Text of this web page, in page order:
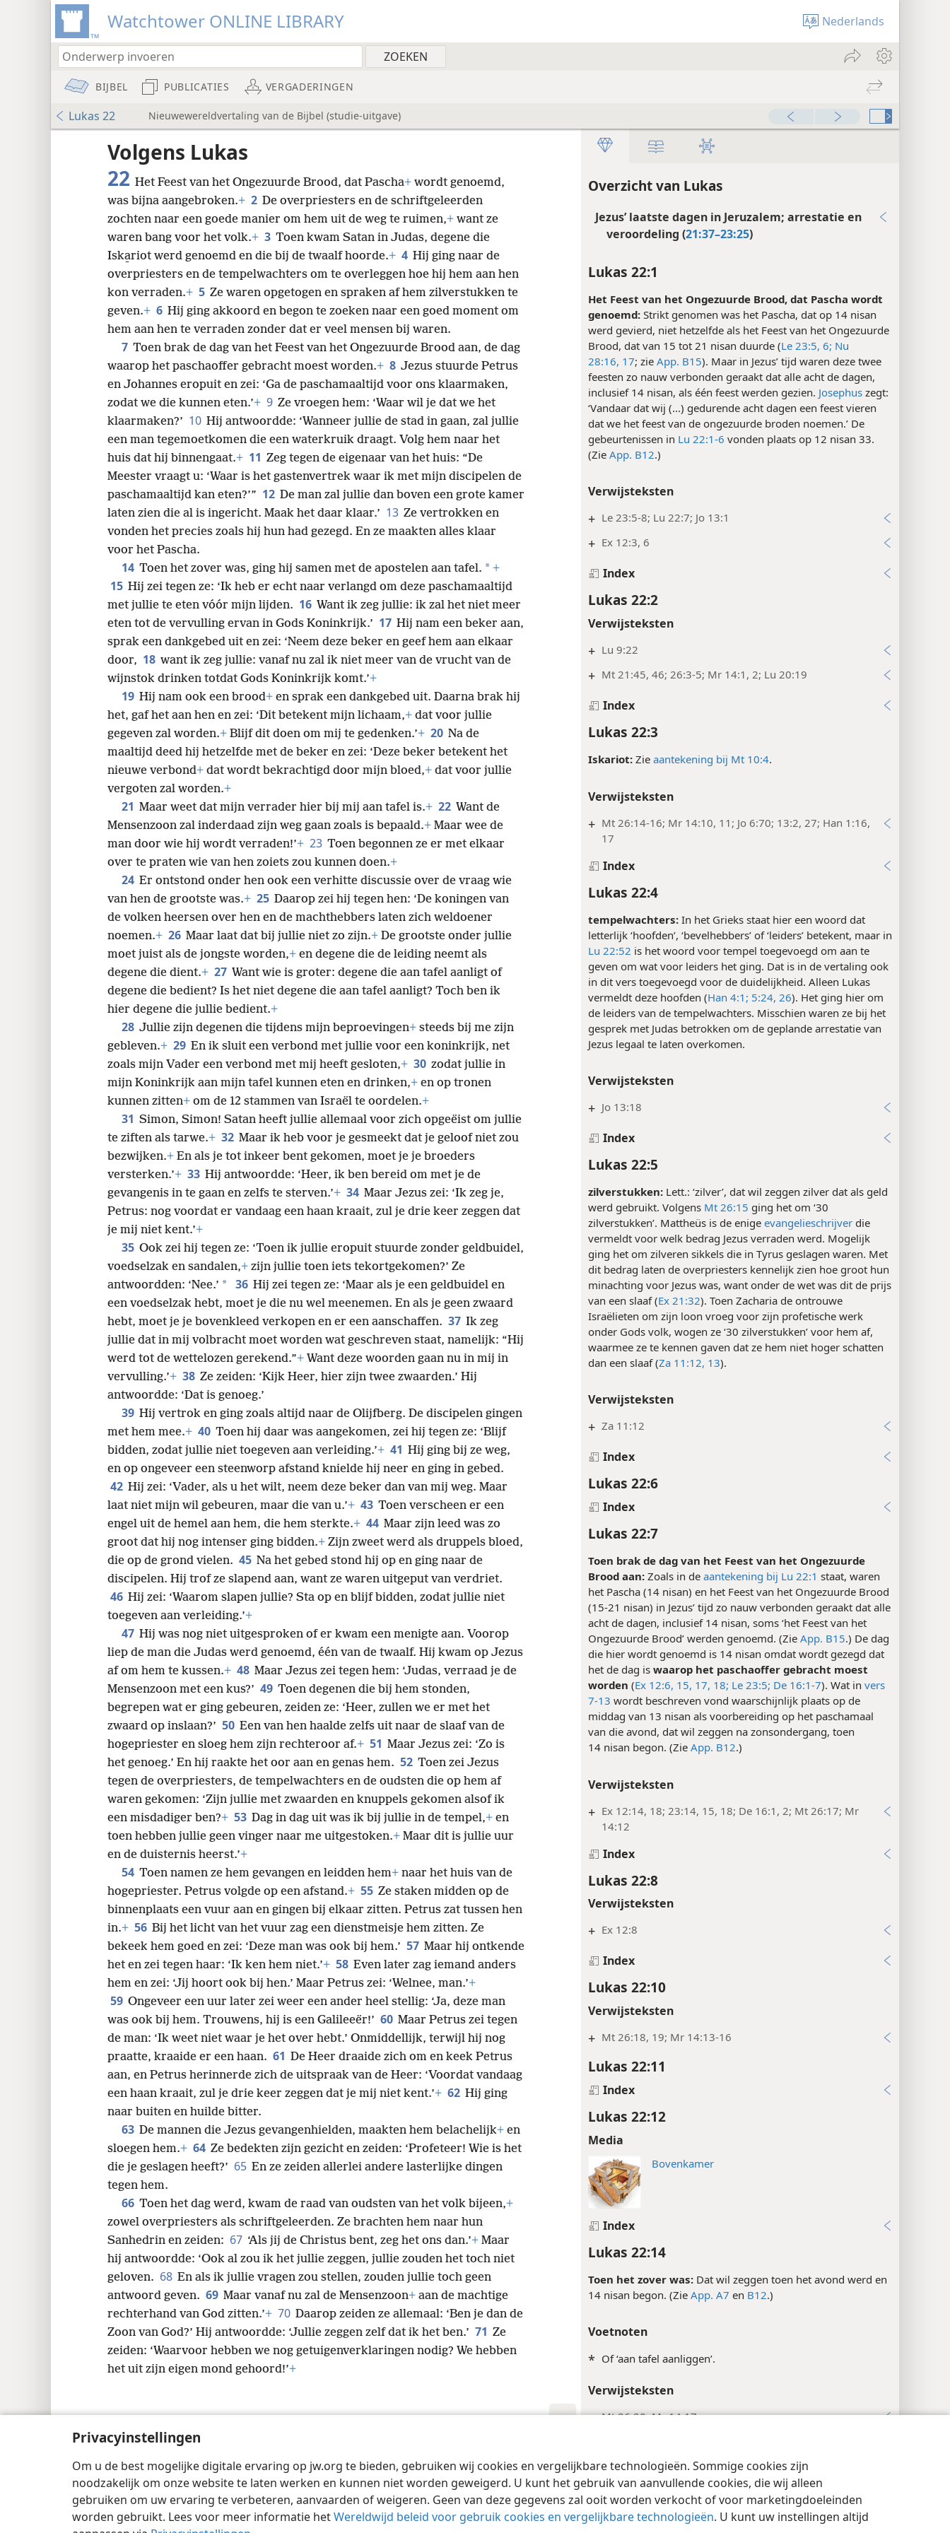
Privacyinstellingen
Om u de best mogelijke digitale ervaring op jw.org te bieden, gebruiken wij cookies en vergelijkbare technologieën. Sommige cookies zijn
noodzakelijk om onze website te laten werken en kunnen niet worden geweigerd. U kunt het gebruik van aanvullende cookies, die wij alleen
gebruiken om uw ervaring te verbeteren, aanvaarden of weigeren. Geen van deze gegevens zal ooit worden verkocht of voor marketingdoeleinden
worden gebruikt. Lees voor meer informatie hetWereldwijd beleid voor gebruik cookies en vergelijkbare technologieën. U kunt uw instellingen altijd
Watchtower ONLINE LIBRARY Nederlands
BIJBEL PUBLICATIES VERGADERINGEN
Lukas 22 Nieuwewereldvertaling van de Bijbel (studie-uitgave)
Jezus’ laatste dagen in Jeruzalem; arrestatie en
Lukas 22:1
Het Feest van het Ongezuurde Brood, dat Pascha wordt
genoemd:Strikt genomen was het Pascha, dat op 14 nisan
werd gevierd, niet hetzelfde als het Feest van het Ongezuurde
Brood, dat van 15 tot 21 nisan duurde ( Le 23:5, 6; Nu
28:16, 17; zieApp. B15). Maar in Jezus’ tijd waren deze twee
feesten zo nauw verbonden geraakt dat alle acht de dagen,
inclusief 14 nisan, als één feest werden gezien. Josephuszegt:
‘Vandaar dat wij (...) gedurende acht dagen een feest vieren
dat we het feest van de ongezuurde broden noemen.’ De
gebeurtenissen in
Verwijsteksten
+ Le 23:5-8; Lu 22:7; Jo 13:1
+
Index
Lukas 22:2
Verwijsteksten
+ Lu 9:22
+
Index
Lukas 22:3
Verwijsteksten
Mt 26:14-16; Mr 14:10, 11; Jo 6:70; 13:2, 27; Han 1:16,
17
Index
Lukas 22:4
tempelwachters: In het Grieks staat hier een woord dat
letterlijk ‘hoofden’, ‘bevelhebbers’ of ‘leiders’ betekent, maar in
Lu 22:52is het woord voor tempel toegevoegd om aan te
geven om wat voor leiders het ging. Dat is in de vertaling ook
in dit vers toegevoegd voor de duidelijkheid. Alleen Lukas
vermeldt deze hoofden (Han 4:1;5:24,26). Het ging hier om
de leiders van de tempelwachters. Misschien waren ze bij het
gesprek met Judas betrokken om de geplande arrestatie van
Verwijsteksten
+
Index
Lukas 22:5
zilverstukken: Lett.: ‘zilver’, dat wil zeggen zilver dat als geld
werd gebruikt. VolgensMt 26:15ging het om ‘30
zilverstukken’. Mattheüs is de enige evangelieschrijverdie
vermeldt voor welk bedrag Jezus verraden werd. Mogelijk
ging het om zilveren sikkels die in Tyrus geslagen waren. Met
dit bedrag laten de overpriesters kennelijk zien hoe groot hun
minachting voor Jezus was, want onder de wet was dit de prijs
van een slaaf ( Ex 21:32). Toen Zacharia de ontrouwe
Israëlieten om zijn loon vroeg voor zijn profetische werk
onder Gods volk, wogen ze ‘30 zilverstukken’ voor hem af,
waarmee ze te kennen gaven dat ze hem niet hoger schatten
Verwijsteksten
+
Index
Lukas 22:6
Index
Lukas 22:7
Toen brak de dag van het Feest van het Ongezuurde
Brood aan:Zoals in deaantekening bij Lu 22:1staat, waren
het Pascha (14 nisan) en het Feest van het Ongezuurde Brood
(15-21 nisan) in Jezus’ tijd zo nauw verbonden geraakt dat alle
acht de dagen, inclusief 14 nisan, soms ‘het Feest van het
Ongezuurde Brood’ werden genoemd. (ZieApp. B15.) De dag
die hier wordt genoemd is 14 nisan omdat wordt gezegd dat
het de dag iswaarop het paschaoffer gebracht moest
worden(Ex 12:6,15,17, 18; Le 23:5;De 16:1-7). Wat in
7-13wordt beschreven vond waarschijnlijk plaats op de
middag van 13 nisan als voorbereiding op het paschamaal
van die avond, dat wil zeggen na zonsondergang, toen
Verwijsteksten
Ex 12:14, 18; 23:14, 15, 18; De 16:1, 2; Mt 26:17; Mr
14:12
Index
Lukas 22:8
Verwijsteksten
+
Index
Lukas 22:10
Verwijsteksten
+ Mt 26:18, 19; Mr 14:13-16
Lukas 22:11
Index
Lukas 22:12
Media
Index
Lukas 22:14
Toen het zover was:Dat wil zeggen toen het avond werd en
Voetnoten
Verwijsteksten
Lukas 22:15
Index
Lukas 22:16
Volgens Lukas
22 Het Feest van het Ongezuurde Brood, dat Pascha+wordt genoemd,
was bijna aangebroken. + 2 De overpriesters en de schriftgeleerden
zochten naar een goede manier om hem uit de weg te ruimen,+want ze
waren bang voor het volk.+ 3 Toen kwam Satan in Judas, degene die
Iska̱riot werd genoemd en die bij de twaalf hoorde.+ 4 Hij ging naar de
overpriesters en de tempelwachters om te overleggen hoe hij hem aan hen
kon verraden. + 5 Ze waren opgetogen en spraken af hem zilverstukken te
geven.+ 6 Hij ging akkoord en begon te zoeken naar een goed moment om
hem aan hen te verraden zonder dat er veel mensen bij waren.
7 Toen brak de dag van het Feest van het Ongezuurde Brood aan, de dag
waarop het paschaoffer gebracht moest worden.+ 8 Jezus stuurde Petrus
en Johannes eropuit en zei: ‘Ga de paschamaaltijd voor ons klaarmaken,
zodat we die kunnen eten.’+ 9 Ze vroegen hem: ‘Waar wil je dat we het
klaarmaken?’ 10 Hij antwoordde: ‘Wanneer jullie de stad in gaan, zal jullie
een man tegemoetkomen die een waterkruik draagt. Volg hem naar het
huis dat hij binnengaat.+ 11 Zeg tegen de eigenaar van het huis: “De
Meester vraagt u: ‘Waar is het gastenvertrek waar ik met mijn discipelen de
paschamaaltijd kan eten?’” 12 De man zal jullie dan boven een grote kamer
laten zien die al is ingericht. Maak het daar klaar.’ 13 Ze vertrokken en
vonden het precies zoals hij hun had gezegd. En ze maakten alles klaar
voor het Pascha.
14 Toen het zover was, ging hij samen met de apostelen aan tafel. * +
15 Hij zei tegen ze: ‘Ik heb er echt naar verlangd om deze paschamaaltijd
met jullie te eten vóór mijn lijden. 16 Want ik zeg jullie: ik zal het niet meer
eten tot de vervulling ervan in Gods Koninkrijk.’ 17 Hij nam een beker aan,
sprak een dankgebed uit en zei: ‘Neem deze beker en geef hem aan elkaar
door, 18 want ik zeg jullie: vanaf nu zal ik niet meer van de vrucht van de
wijnstok drinken totdat Gods Koninkrijk komt.’+
19 Hij nam ook een brood+en sprak een dankgebed uit. Daarna brak hij
het, gaf het aan hen en zei: ‘Dit betekent mijn lichaam,+dat voor jullie
gegeven zal worden.+Blijf dit doen om mij te gedenken.’+ 20 Na de
maaltijd deed hij hetzelfde met de beker en zei: ‘Deze beker betekent het
nieuwe verbond+dat wordt bekrachtigd door mijn bloed,
vergoten zal worden.+
21 Maar weet dat mijn verrader hier bij mij aan tafel is.+ 22 Want de
Mensenzoon zal inderdaad zijn weg gaan zoals is bepaald.+Maar wee de
man door wie hij wordt verraden!’+ 23 Toen begonnen ze er met elkaar
over te praten wie van hen zoiets zou kunnen doen.+
24 Er ontstond onder hen ook een verhitte discussie over de vraag wie
van hen de grootste was.+ 25 Daarop zei hij tegen hen: ‘De koningen van
de volken heersen over hen en de machthebbers laten zich weldoener
noemen.+ 26 Maar laat dat bij jullie niet zo zijn.+De grootste onder jullie
moet juist als de jongste worden,+ en degene die de leiding neemt als
degene die dient.+ 27 Want wie is groter: degene die aan tafel aanligt of
degene die bedient? Is het niet degene die aan tafel aanligt? Toch ben ik
hier degene die jullie bedient.+
28 Jullie zijn degenen die tijdens mijn beproevingen+steeds bij me zijn
gebleven.+ 29 En ik sluit een verbond met jullie voor een koninkrijk, net
zoals mijn Vader een verbond met mij heeft gesloten,+ 30 zodat jullie in
mijn Koninkrijk aan mijn tafel kunnen eten en drinken,+en op tronen
kunnen zitten+om de 12 stammen van Israël te oordelen. +
31 Simon, Simon! Satan heeft jullie allemaal voor zich opgeëist om jullie
te ziften als tarwe.+ 32 Maar ik heb voor je gesmeekt dat je geloof niet zou
bezwijken.+En als je tot inkeer bent gekomen, moet je je broeders
versterken.’+ 33 Hij antwoordde: ‘Heer, ik ben bereid om met je de
gevangenis in te gaan en zelfs te sterven.’ + 34 Maar Jezus zei: ‘Ik zeg je,
Petrus: nog voordat er vandaag een haan kraait, zul je drie keer zeggen dat
je mij niet kent.’+
35 Ook zei hij tegen ze: ‘Toen ik jullie eropuit stuurde zonder geldbuidel,
voedselzak en sandalen,+ zijn jullie toen iets tekortgekomen?’ Ze
antwoordden: ‘Nee.’ * 36 Hij zei tegen ze: ‘Maar als je een geldbuidel en
een voedselzak hebt, moet je die nu wel meenemen. En als je geen zwaard
hebt, moet je je bovenkleed verkopen en er een aanschaffen. 37 Ik zeg
jullie dat in mij volbracht moet worden wat geschreven staat, namelijk: “Hij
werd tot de wettelozen gerekend.”+Want deze woorden gaan nu in mij in
vervulling.’+ 38 Ze zeiden: ‘Kijk Heer, hier zijn twee zwaarden.’ Hij
antwoordde: ‘Dat is genoeg.’
39 Hij vertrok en ging zoals altijd naar de Olijfberg. De discipelen gingen
met hem mee.+ 40 Toen hij daar was aangekomen, zei hij tegen ze: ‘Blijf
bidden, zodat jullie niet toegeven aan verleiding.’+ 41 Hij ging bij ze weg,
en op ongeveer een steenworp afstand knielde hij neer en ging in gebed.
42 Hij zei: ‘Vader, als u het wilt, neem deze beker dan van mij weg. Maar
laat niet mijn wil gebeuren, maar die van u.’+ 43 Toen verscheen er een
engel uit de hemel aan hem, die hem sterkte.+ 44 Maar zijn leed was zo
groot dat hij nog intenser ging bidden.+Zijn zweet werd als druppels bloed,
die op de grond vielen. 45 Na het gebed stond hij op en ging naar de
discipelen. Hij trof ze slapend aan, want ze waren uitgeput van verdriet.
46 Hij zei: ‘Waarom slapen jullie? Sta op en blijf bidden, zodat jullie niet
toegeven aan verleiding.’+
47 Hij was nog niet uitgesproken of er kwam een menigte aan. Voorop
liep de man die Judas werd genoemd, één van de twaalf. Hij kwam op Jezus
af om hem te kussen. + 48
Maar Jezus zei tegen hem: ‘Judas, verraad je de
Mensenzoon met een kus?’ 49 Toen degenen die bij hem stonden,
begrepen wat er ging gebeuren, zeiden ze: ‘Heer, zullen we er met het
zwaard op inslaan?’ 50 Een van hen haalde zelfs uit naar de slaaf van de
hogepriester en sloeg hem zijn rechteroor af.+ 51 Maar Jezus zei: ‘Zo is
het genoeg.’ En hij raakte het oor aan en genas hem. 52 Toen zei Jezus
tegen de overpriesters, de tempelwachters en de oudsten die op hem af
waren gekomen: ‘Zijn jullie met zwaarden en knuppels gekomen alsof ik
een misdadiger ben?+ 53 Dag in dag uit was ik bij jullie in de tempel,+ en
toen hebben jullie geen vinger naar me uitgestoken.
en de duisternis heerst.’+
54 Toen namen ze hem gevangen en leidden hem +naar het huis van de
hogepriester. Petrus volgde op een afstand.+ 55 Ze staken midden op de
binnenplaats een vuur aan en gingen bij elkaar zitten. Petrus zat tussen hen
in.+ 56 Bij het licht van het vuur zag een dienstmeisje hem zitten. Ze
bekeek hem goed en zei: ‘Deze man was ook bij hem.’ 57 Maar hij ontkende
het en zei tegen haar: ‘Ik ken hem niet.’+ 58 Even later zag iemand anders
hem en zei: ‘Jij hoort ook bij hen.’ Maar Petrus zei: ‘Welnee, man.’+
59 Ongeveer een uur later zei weer een ander heel stellig: ‘Ja, deze man
was ook bij hem. Trouwens, hij is een Galileeër!’ 60 Maar Petrus zei tegen
de man: ‘Ik weet niet waar je het over hebt.’ Onmiddellijk, terwijl hij nog
praatte, kraaide er een haan. 61 De Heer draaide zich om en keek Petrus
aan, en Petrus herinnerde zich de uitspraak van de Heer: ‘Voordat vandaag
een haan kraait, zul je drie keer zeggen dat je mij niet kent.’
naar buiten en huilde bitter.
63 De mannen die Jezus gevangenhielden, maakten hem belachelijk+ en
sloegen hem.+ 64 Ze bedekten zijn gezicht en zeiden: ‘Profeteer! Wie is het
die je geslagen heeft?’
tegen hem.
66 Toen het dag werd, kwam de raad van oudsten van het volk bijeen,
zowel overpriesters als schriftgeleerden. Ze brachten hem naar hun
Sanhedrin en zeiden: 67 ‘Als jij de Christus bent, zeg het ons dan.’+Maar
hij antwoordde: ‘Ook al zou ik het jullie zeggen, jullie zouden het toch niet
geloven. 68 En als ik jullie vragen zou stellen, zouden jullie toch geen
antwoord geven. 69 Maar vanaf nu zal de Mensenzoon+aan de machtige
rechterhand van God zitten.’+ 70 Daarop zeiden ze allemaal: ‘Ben je dan de
Zoon van God?’ Hij antwoordde: ‘Jullie zeggen zelf dat ik het ben.’ 71 Ze
zeiden: ‘Waarvoor hebben we nog getuigenverklaringen nodig? We hebben
Copyright © 2026 Watch Tower Bible and Tract Society of Pennsylvania Gebruiksvoorwaarden Privacybeleid Privacyinstellingen JW.ORG Inloggen